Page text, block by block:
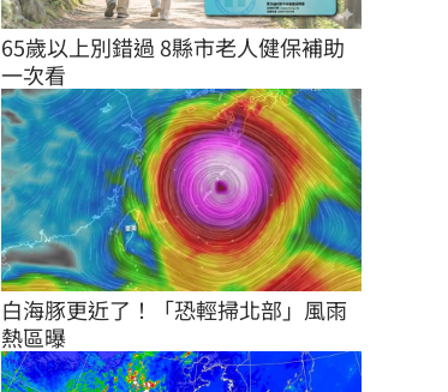
65歲以上別錯過 8縣市老人健保補助
一次看
白海豚更近了！「恐輕掃北部」風雨
熱區曝